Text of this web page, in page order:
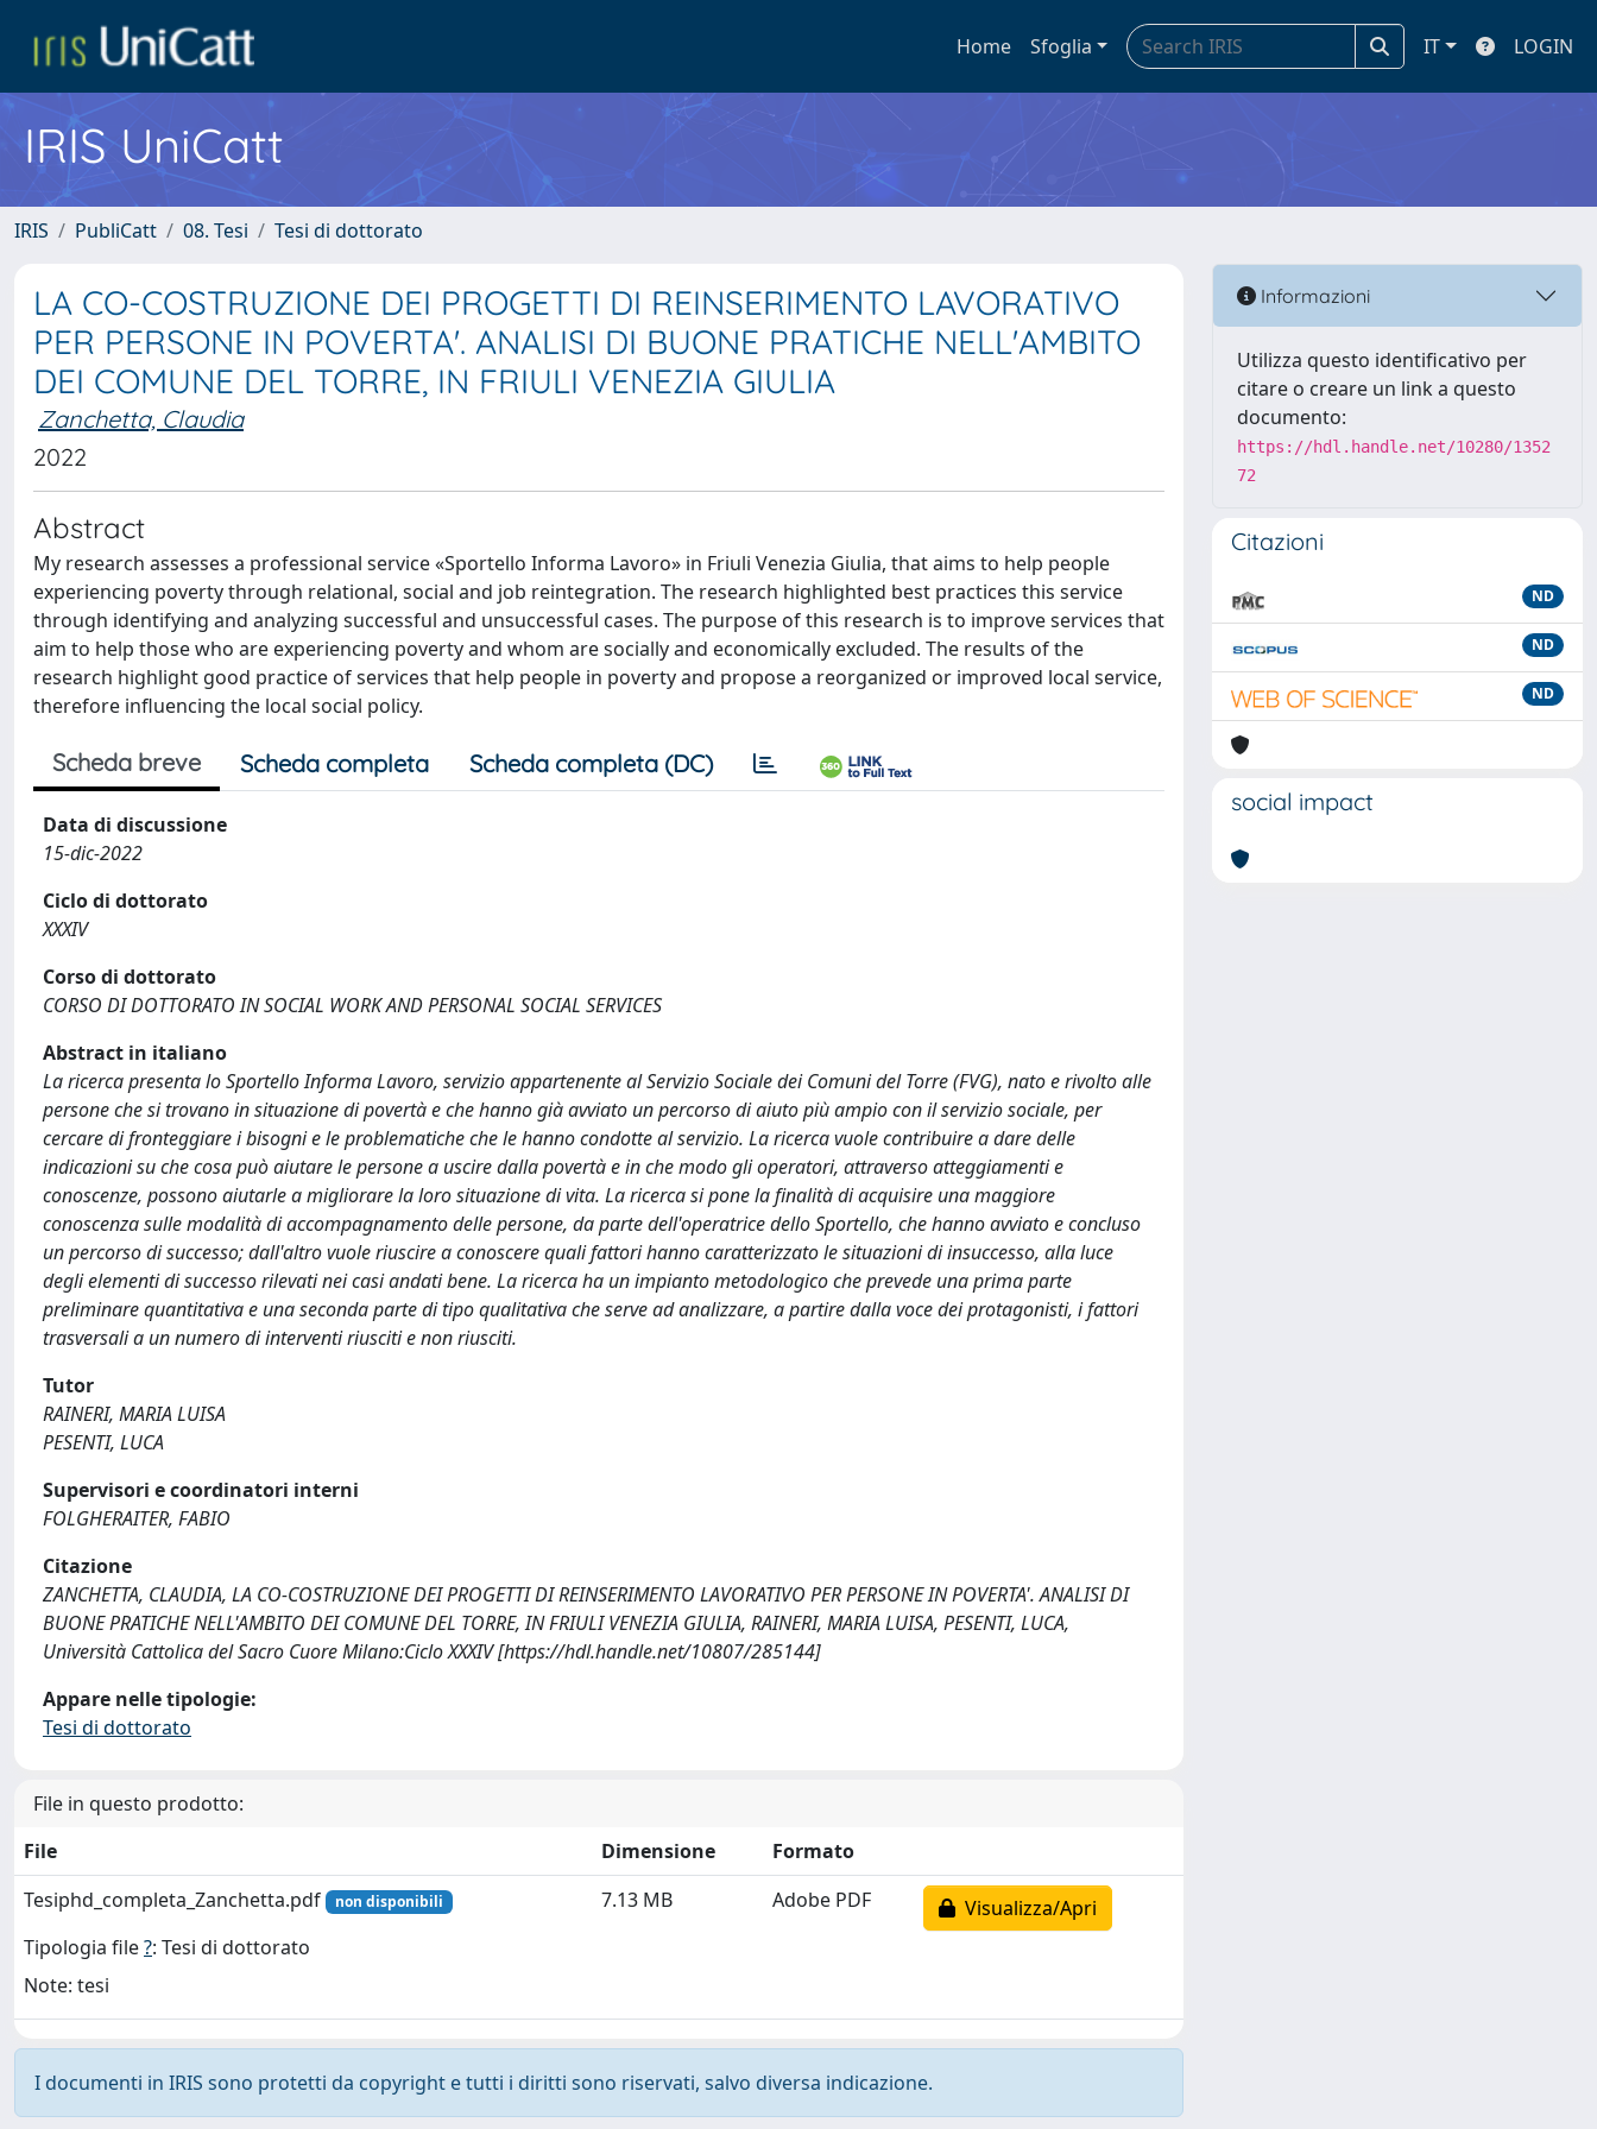
Home Sfoglia IT LOGIN
IRIS UniCatt
IRIS PubliCatt 08. Tesi Tesi di dottorato
LA CO-COSTRUZIONE DEI PROGETTI DI REINSERIMENTO LAVORATIVO
PER PERSONE IN POVERTA'. ANALISI DI BUONE PRATICHE NELL'AMBITO
DEI COMUNE DEL TORRE, IN FRIULI VENEZIA GIULIA
Zanchetta, Claudia
2022
Abstract
My research assesses a professional service «Sportello Informa Lavoro» in Friuli Venezia Giulia, that aims to help people
experiencing poverty through relational, social and job reintegration. The research highlighted best practices this service
through identifying and analyzing successful and unsuccessful cases. The purpose of this research is to improve services that
aim to help those who are experiencing poverty and whom are socially and economically excluded. The results of the
research highlight good practice of services that help people in poverty and propose a reorganized or improved local service,
therefore influencing the local social policy.
Scheda breve Scheda completa Scheda completa (DC)
Data di discussione
15-dic-2022
Ciclo di dottorato
XXXIV
Corso di dottorato
CORSO DI DOTTORATO IN SOCIAL WORK AND PERSONAL SOCIAL SERVICES
Abstract in italiano
La ricerca presenta lo Sportello Informa Lavoro, servizio appartenente al Servizio Sociale dei Comuni del Torre (FVG), nato e rivolto alle
persone che si trovano in situazione di povertà e che hanno già avviato un percorso di aiuto più ampio con il servizio sociale, per
cercare di fronteggiare i bisogni e le problematiche che le hanno condotte al servizio. La ricerca vuole contribuire a dare delle
indicazioni su che cosa può aiutare le persone a uscire dalla povertà e in che modo gli operatori, attraverso atteggiamenti e
conoscenze, possono aiutarle a migliorare la loro situazione di vita. La ricerca si pone la finalità di acquisire una maggiore
conoscenza sulle modalità di accompagnamento delle persone, da parte dell'operatrice dello Sportello, che hanno avviato e concluso
un percorso di successo; dall'altro vuole riuscire a conoscere quali fattori hanno caratterizzato le situazioni di insuccesso, alla luce
degli elementi di successo rilevati nei casi andati bene. La ricerca ha un impianto metodologico che prevede una prima parte
preliminare quantitativa e una seconda parte di tipo qualitativa che serve ad analizzare, a partire dalla voce dei protagonisti, i fattori
trasversali a un numero di interventi riusciti e non riusciti.
Tutor
RAINERI, MARIA LUISA
PESENTI, LUCA
Supervisori e coordinatori interni
FOLGHERAITER, FABIO
Citazione
ZANCHETTA, CLAUDIA, LA CO-COSTRUZIONE DEI PROGETTI DI REINSERIMENTO LAVORATIVO PER PERSONE IN POVERTA'. ANALISI DI
BUONE PRATICHE NELL'AMBITO DEI COMUNE DEL TORRE, IN FRIULI VENEZIA GIULIA, RAINERI, MARIA LUISA, PESENTI, LUCA,
Università Cattolica del Sacro Cuore Milano:Ciclo XXXIV [https://hdl.handle.net/10807/285144]
Appare nelle tipologie:
Tesi di dottorato
File in questo prodotto:
File
Dimensione
Formato
Tesiphd_completa_Zanchetta.pdf
non disponibili
Tipologia file?: Tesi di dottorato
Note: tesi
7.13 MB Adobe PDF Visualizza/Apri
I documenti in IRIS sono protetti da copyright e tutti i diritti sono riservati, salvo diversa indicazione.
Informazioni
Utilizza questo identificativo per
citare o creare un link a questo
documento:
https://hdl.handle.net/10280/1352
72
Citazioni
ND
ND
ND
social impact